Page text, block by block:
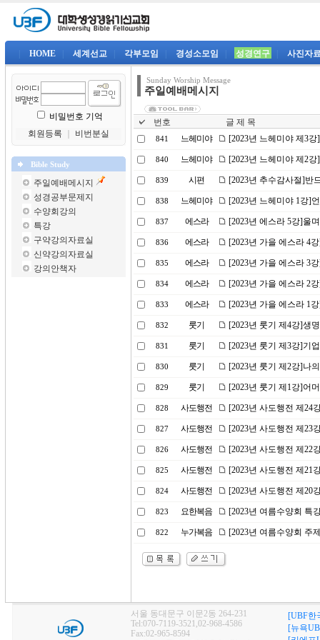
HOME 세계선교 각부모임 경성소모임 성경연구 사진자
비밀번호 기억
회원등록
비번분실
Bible Study
주일예배메시지
성경공부문제지
수양회강의
특강
구약강의자료실
신약강의자료실
강의안책자
Sunday Worship Message
주일예배메시지
번호 글 제 목
841 느헤미야 [2023년 느헤미야 제3
840 느헤미야 [2023년 느헤미야 제2
839 시편 [2023년 추수감사절]반
838 느헤미야 [2023년 느헤미야 1강]
837 에스라 [2023년 에스라 5강]울
836 에스라 [2023년 가을 에스라 4
835 에스라 [2023년 가을 에스라 3
834 에스라 [2023년 가을 에스라 2
833 에스라 [2023년 가을 에스라 1
832 룻기 [2023년 룻기 제4강]생
831 룻기 [2023년 룻기 제3강]기
830 룻기 [2023년 룻기 제2강]나
829 룻기 [2023년 룻기 제1강]어
828 사도행전 [2023년 사도행전 제24
827 사도행전 [2023년 사도행전 제23
826 사도행전 [2023년 사도행전 제22
825 사도행전 [2023년 사도행전 제21
824 사도행전 [2023년 사도행전 제20
823 요한복음 [2023년 여름수양회 특
822 누가복음 [2023년 여름수양회 주
서울 동대문구 이문2동 264-231
Tel:070-7119-3521,02-968-4586
Fax:02-965-8594
[UBF한
[뉴욕